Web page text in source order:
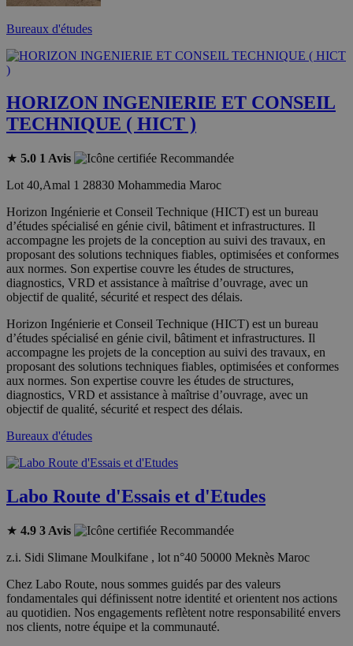
Bureaux d'études
HORIZON INGENIERIE ET CONSEIL
TECHNIQUE ( HICT )
★ 5.0 1 Avis
Recommandée
Lot 40,Amal 1 28830 Mohammedia Maroc
Horizon Ingénierie et Conseil Technique (HICT) est un bureau
d’études spécialisé en génie civil, bâtiment et infrastructures. Il
accompagne les projets de la conception au suivi des travaux, en
proposant des solutions techniques fiables, optimisées et conformes
aux normes. Son expertise couvre les études de structures,
diagnostics, VRD et assistance à maîtrise d’ouvrage, avec un
objectif de qualité, sécurité et respect des délais.
Horizon Ingénierie et Conseil Technique (HICT) est un bureau
d’études spécialisé en génie civil, bâtiment et infrastructures. Il
accompagne les projets de la conception au suivi des travaux, en
proposant des solutions techniques fiables, optimisées et conformes
aux normes. Son expertise couvre les études de structures,
diagnostics, VRD et assistance à maîtrise d’ouvrage, avec un
objectif de qualité, sécurité et respect des délais.
Bureaux d'études
Labo Route d'Essais et d'Etudes
★ 4.9 3 Avis
Recommandée
z.i. Sidi Slimane Moulkifane , lot n°40 50000 Meknès Maroc
Chez Labo Route, nous sommes guidés par des valeurs
fondamentales qui définissent notre identité et orientent nos actions
au quotidien. Nos engagements reflètent notre responsabilité envers
nos clients, notre équipe et la communauté.